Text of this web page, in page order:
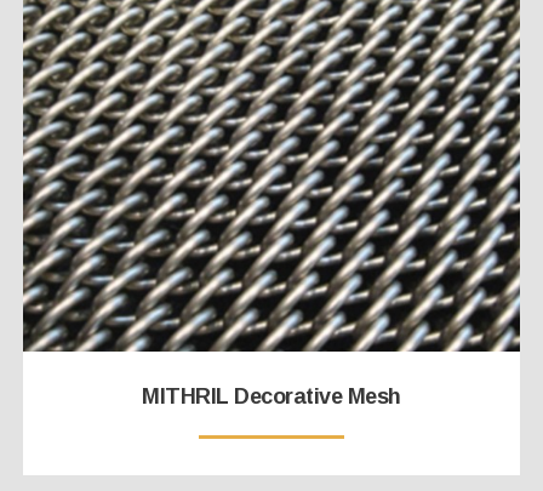
MITHRIL Decorative Mesh